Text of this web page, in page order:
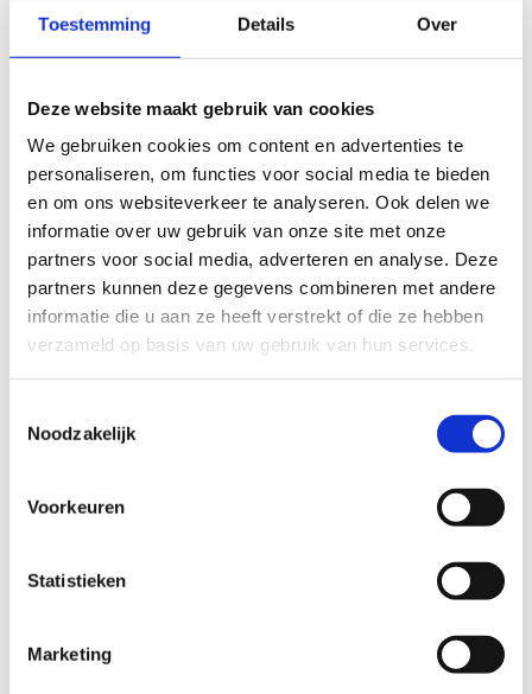
Toestemming Details Over
Deze website maakt gebruik van cookies
We gebruiken cookies om content en advertenties te
personaliseren, om functies voor social media te bieden
en om ons websiteverkeer te analyseren. Ook delen we
informatie over uw gebruik van onze site met onze
partners voor social media, adverteren en analyse. Deze
partners kunnen deze gegevens combineren met andere
informatie die u aan ze heeft verstrekt of die ze hebben
verzameld op basis van uw gebruik van hun services.
Noodzakelijk
Voorkeuren
Statistieken
Marketing
waterpolo en de zeil- en surfsporten.
Lees meer over deze projectsubsidie en de projecten
2024.
Beweegvriendelijke ruimte
Meer dan 40% van de sporters maakt gebruik van
publieke ruimtes zoals parken en natuurgebieden. Ze
zijn echter niet altijd toegankelijk voor iedereen. Vooral
meisjes en gezinnen ervaren drempels om ten volle het
potentieel van meer sporten en bewegen in de openbare
Ad de Bont
(Urhahn, stedenbouw & strategie) lichtte
toe.
G.I.R.Lmet methodieken
meer meisjes en vrouwen
en bewegen in de openbare